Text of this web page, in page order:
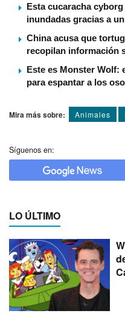
Esta cucaracha
inundadas gracias a
China acusa que
recopilan información
Este es Monster Wolf:
para espantar a los
Mira más sobre: Animales
Síguenos en:
LO ÚLTIMO